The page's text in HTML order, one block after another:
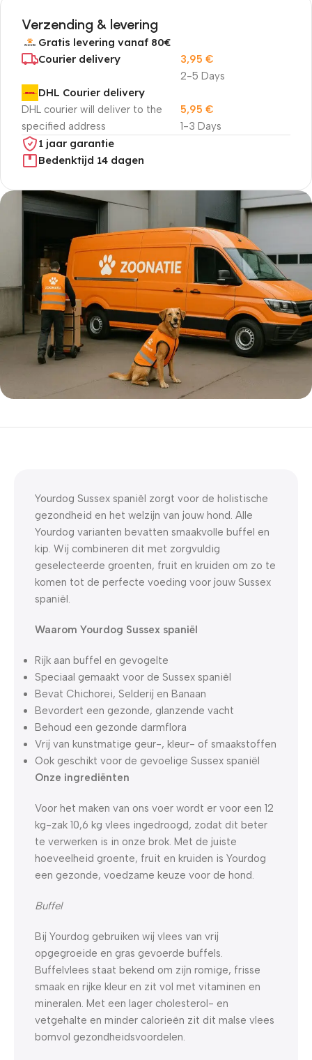
Verzending & levering
Gratis levering vanaf 80€
Courier delivery
2-5 Days
3,95 €
DHL Courier delivery
DHL courier will deliver to the
specified address
1-3 Days
5,95 €
1 jaar garantie
Bedenktijd 14 dagen
5% korting met code
Yourdog Sussex spaniël zorgt voor de holistische
gezondheid en het welzijn van jouw hond. Alle
Yourdog varianten bevatten smaakvolle buffel en
kip. Wij combineren dit met zorgvuldig
geselecteerde groenten, fruit en kruiden om zo te
komen tot de perfecte voeding voor jouw Sussex
spaniël.
Waarom Yourdog Sussex spaniël
Rijk aan buffel en gevogelte
Speciaal gemaakt voor de Sussex spaniël
Bevat Chichorei, Selderij en Banaan
Bevordert een gezonde, glanzende vacht
Behoud een gezonde darmflora
Vrij van kunstmatige geur-, kleur- of smaakstoffen
Ook geschikt voor de gevoelige Sussex spaniël
Onze ingrediënten
Voor het maken van ons voer wordt er voor een 12
kg-zak 10,6 kg vlees ingedroogd, zodat dit beter
te verwerken is in onze brok. Met de juiste
hoeveelheid groente, fruit en kruiden is Yourdog
een gezonde, voedzame keuze voor de hond.
Buffel
Bij Yourdog gebruiken wij vlees van vrij
opgegroeide en gras gevoerde buffels.
Buffelvlees staat bekend om zijn romige, frisse
smaak en rijke kleur en zit vol met vitaminen en
mineralen. Met een lager cholesterol- en
vetgehalte en minder calorieën zit dit malse vlees
bomvol gezondheidsvoordelen.